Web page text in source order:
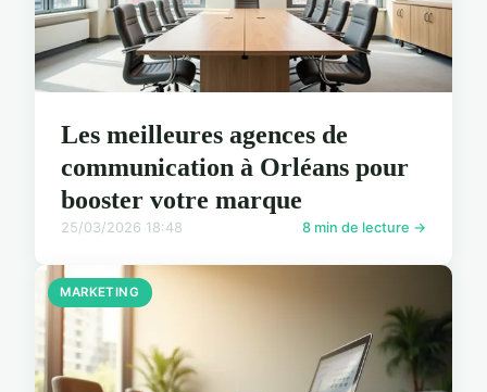
Les meilleures agences de
communication à Orléans pour
booster votre marque
25/03/2026 18:48 8 min de lecture →
MARKETING